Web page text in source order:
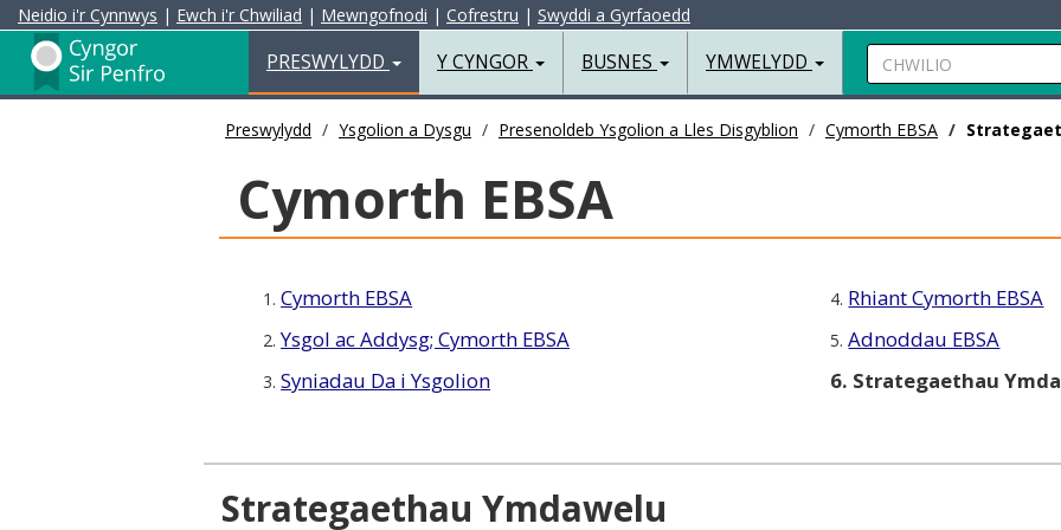
Neidio i'r Cynnwys | Ewch i'r Chwiliad | Mewngofnodi | Cofrestru | Swyddi a Gyrfaoedd
Preswylydd
PRESWYLYDD Y CYNGOR BUSNES YMWELYDD Chwilio
Preswylydd Ysgolion a Dysgu Presenoldeb Ysgolion a Lles Disgyblion Cymorth EBSA
Cymorth EBSA
1.Cymorth EBSA
2.Ysgol ac Addysg; Cymorth EBSA
3.Syniadau Da i Ysgolion
4. Rhiant Cymorth EBSA
5.Adnoddau EBSA
6. Strategaethau
Strategaethau Ymdawelu